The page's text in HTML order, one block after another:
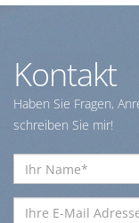
Kontakt
Haben Sie Fragen,
schreiben Sie mir!